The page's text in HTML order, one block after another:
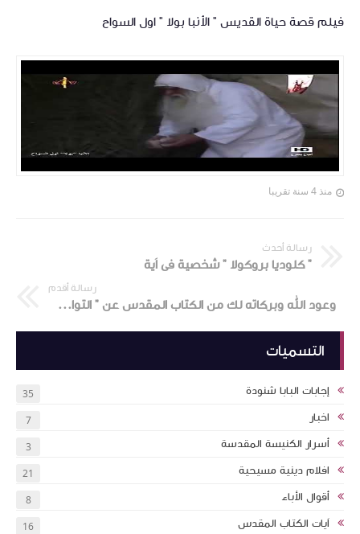
فيلم قصة حياة القديس " الأنبا بولا " اول السواح
منذ 4 سنة تقريبا
رسالة أحدث
" كلوديا بروكولا " شخصية فى اَية
رسالة أقدم
وعود الله وبركاته لك من الكتاب المقدس عن " التواضع و الوداعة "
التسميات
إجابات البابا شنودة 35
اخبار 7
أسرار الكنيسة المقدسة 3
افلام دينية مسيحية 21
أقوال الأباء 8
اَيات الكتاب المقدس 16